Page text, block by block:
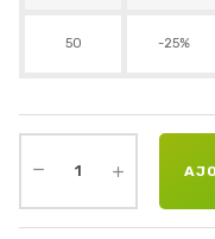
50 -25%